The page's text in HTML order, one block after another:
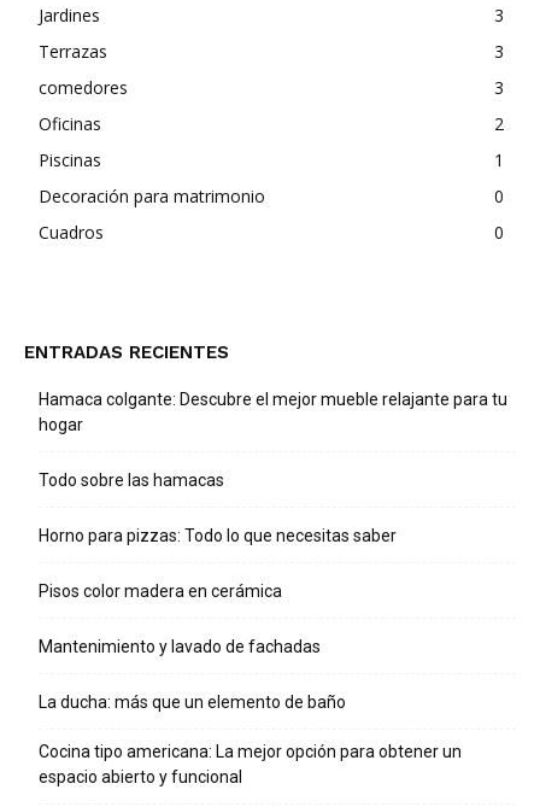
Jardines
3
Terrazas
3
comedores
3
Oficinas
2
Piscinas
1
Decoración para matrimonio
0
Cuadros
0
ENTRADAS RECIENTES
Hamaca colgante: Descubre el mejor mueble relajante para tu
hogar
Todo sobre las hamacas
Horno para pizzas: Todo lo que necesitas saber
Pisos color madera en cerámica
Mantenimiento y lavado de fachadas
La ducha: más que un elemento de baño
Cocina tipo americana: La mejor opción para obtener un
espacio abierto y funcional